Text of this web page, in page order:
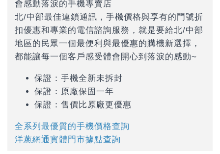
會感動落淚的手機專賣店
北/中部最佳連鎖通訊，手機價格與享有的門號折
扣優惠和專業的電信諮詢服務，就是要給北/中部
地區的民眾一個最便利與最優惠的購機新選擇，
都能讓每一個客戶感受體會開心到落淚的感動~
保證：手機全新未拆封
保證：原廠保固一年
保證：售價比原廠更優惠
全系列最優質的手機價格查詢
洋蔥網通實體門市據點查詢